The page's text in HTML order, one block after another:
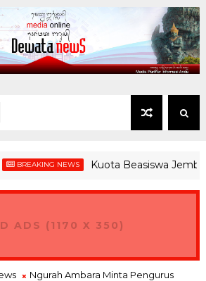
NEWS Kuota Beasiswa Jembrana
Bali Jadi Hub Ekspor Produk
ADS (1170 X 350)
Ngurah Ambara Minta Pengurus